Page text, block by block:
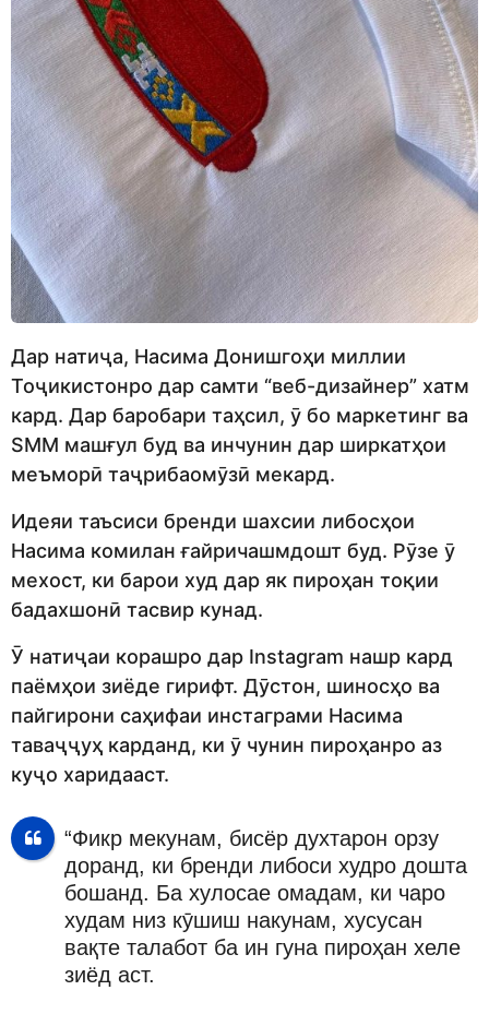
Дар натиҷа, Насима Донишгоҳи миллии
Тоҷикистонро дар самти “веб-дизайнер” хатм
кард. Дар баробари таҳсил, ӯ бо маркетинг ва
SMM машғул буд ва инчунин дар ширкатҳои
меъморӣ таҷрибаомӯзӣ мекард.
Идеяи таъсиси бренди шахсии либосҳои
Насима комилан ғайричашмдошт буд. Рӯзе ӯ
мехост, ки барои худ дар як пироҳан тоқии
бадахшонӣ тасвир кунад.
Ӯ натиҷаи корашро дар Instagram нашр кард
паёмҳои зиёде гирифт. Дӯстон, шиносҳо ва
пайгирони саҳифаи инстаграми Насима
таваҷҷуҳ карданд, ки ӯ чунин пироҳанро аз
куҷо харидааст.
“Фикр мекунам, бисёр духтарон орзу
доранд, ки бренди либоси худро дошта
бошанд. Ба хулосае омадам, ки чаро
худам низ кӯшиш накунам, хусусан
вақте талабот ба ин гуна пироҳан хеле
зиёд аст.